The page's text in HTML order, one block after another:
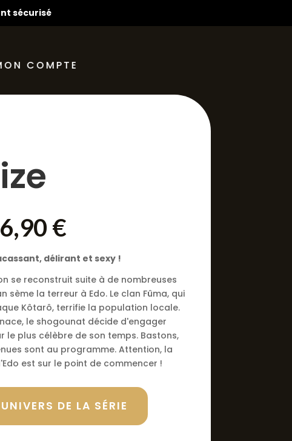
sécurisé
COMPTE
:€.
€
actuel
est :
16,90 €.
délirant et sexy !
se reconstruit suite à de nombreuses
sème la terreur à Edo. Le clan Fûma, qui
Kôtarô, terrifie la population locale.
le shogounat décide d'engager
le plus célèbre de son temps. Bastons,
sont au programme. Attention, la
est sur le point de commencer !
DE LA SÉRIE